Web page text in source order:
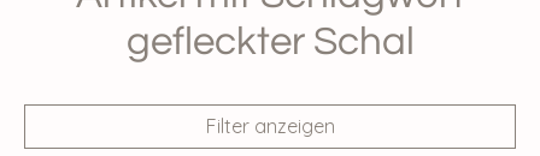
gefleckter Schal
Filter anzeigen